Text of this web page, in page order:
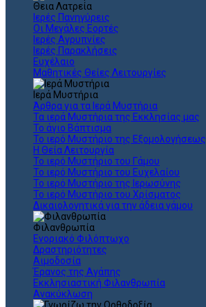
Θεια Λατρεία
Ιερές Πανηγύρεις
Οι Μεγάλες Εορτές
Ιερές Αγρυπνίες
Ιερές Παρακλήσεις
Ευχέλαιο
Μαθητικές Θείες Λειτουργίες
Ιερά Μυστήρια
Άρθρα για τα Ιερά Μυστήρια
Τα ιερά Μυστήρια της Εκκλησίας μας
Το άγιο Βάπτισμα
Το ιερό Μυστήριο της Εξομολογήσεως
Η Θεία Λειτουργία
Το ιερό Μυστήριο του Γάμου
Το ιερό Μυστήριο του Ευχελαίου
Το ιερό Μυστήριο της Ιερωσύνης
Το ιερό Μυστήριο του Χρίσματος
Δικαιολογητικά για την άδεια γάμου
Φιλανθρωπία
Ενοριακό Φιλόπτωχο
Δραστηριότητες
Αιμοδοσία
Έρανος της Αγάπης
Εκκλησιαστική Φιλανθρωπία
Ανακύκλωση